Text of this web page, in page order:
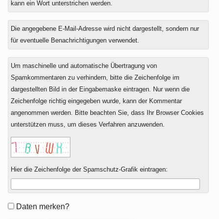
kann ein Wort unterstrichen werden.
Die angegebene E-Mail-Adresse wird nicht dargestellt, sondern nur
für eventuelle Benachrichtigungen verwendet.
Um maschinelle und automatische Übertragung von
Spamkommentaren zu verhindern, bitte die Zeichenfolge im
dargestellten Bild in der Eingabemaske eintragen. Nur wenn die
Zeichenfolge richtig eingegeben wurde, kann der Kommentar
angenommen werden. Bitte beachten Sie, dass Ihr Browser Cookies
unterstützen muss, um dieses Verfahren anzuwenden.
Hier die Zeichenfolge der Spamschutz-Grafik eintragen:
Formular-
Daten merken?